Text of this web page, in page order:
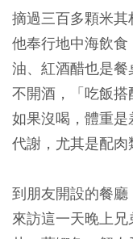
摘過三百多顆米其
他奉行地中海飲
油、紅酒醋也是
不開酒，「吃飯搭
如果沒喝，體重
代謝，尤其是配肉
到朋友開設的餐
來訪這一天晚上